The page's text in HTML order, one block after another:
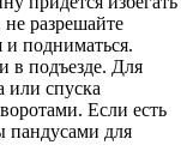
разрешайте
и подниматься.
в подъезде. Для
или спуска
Если есть
пандусами для